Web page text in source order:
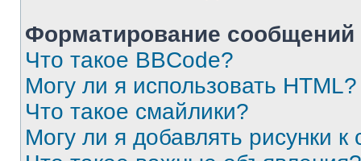
Форматирование
Что такое BBCode?
Могу ли я использовать HTML?
Что такое смайлики?
Могу ли я добавлять рисунки